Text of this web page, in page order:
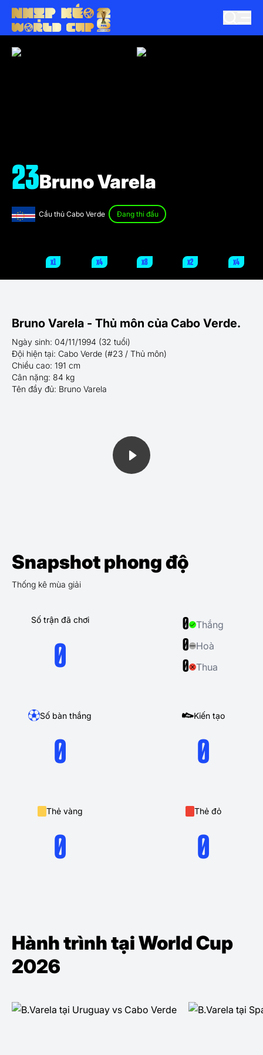
Cầu thủ Cabo Verde Đang thi đấu
23Bruno Varela
x1 x4 x8 x2 x4
Bruno Varela - Thủ môn của Cabo Verde.
Ngày sinh: 04/11/1994 (32 tuổi)
Đội hiện tại: Cabo Verde (#23 / Thủ môn)
Chiều cao: 191 cm
Cân nặng: 84 kg
Tên đầy đủ: Bruno Varela
Snapshot phong độ
Thống kê mùa giải
Số trận đã chơi
0
Số bàn thắng
0
Kiến tạo
0
Thẻ vàng
0
Thẻ đỏ
0
0 Thắng
0 Hoà
0 Thua
Hành trình tại World Cup
2026